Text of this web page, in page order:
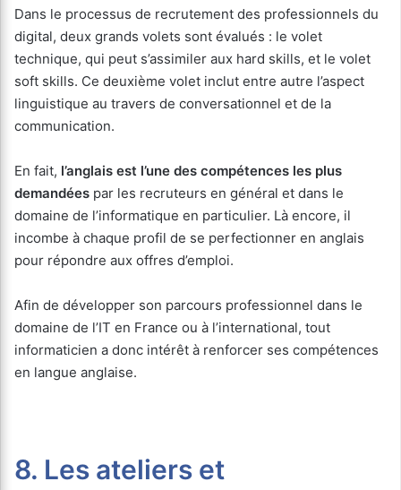
Dans le processus de recrutement des professionnels du
digital, deux grands volets sont évalués : le volet
technique, qui peut s’assimiler aux hard skills, et le volet
soft skills. Ce deuxième volet inclut entre autre l’aspect
linguistique au travers de conversationnel et de la
communication.
En fait, l’anglais est l’une des compétences les plus
demandées par les recruteurs en général et dans le
domaine de l’informatique en particulier. Là encore, il
incombe à chaque profil de se perfectionner en anglais
pour répondre aux offres d’emploi.
Afin de développer son parcours professionnel dans le
domaine de l’IT en France ou à l’international, tout
informaticien a donc intérêt à renforcer ses compétences
en langue anglaise.
8. Les ateliers et